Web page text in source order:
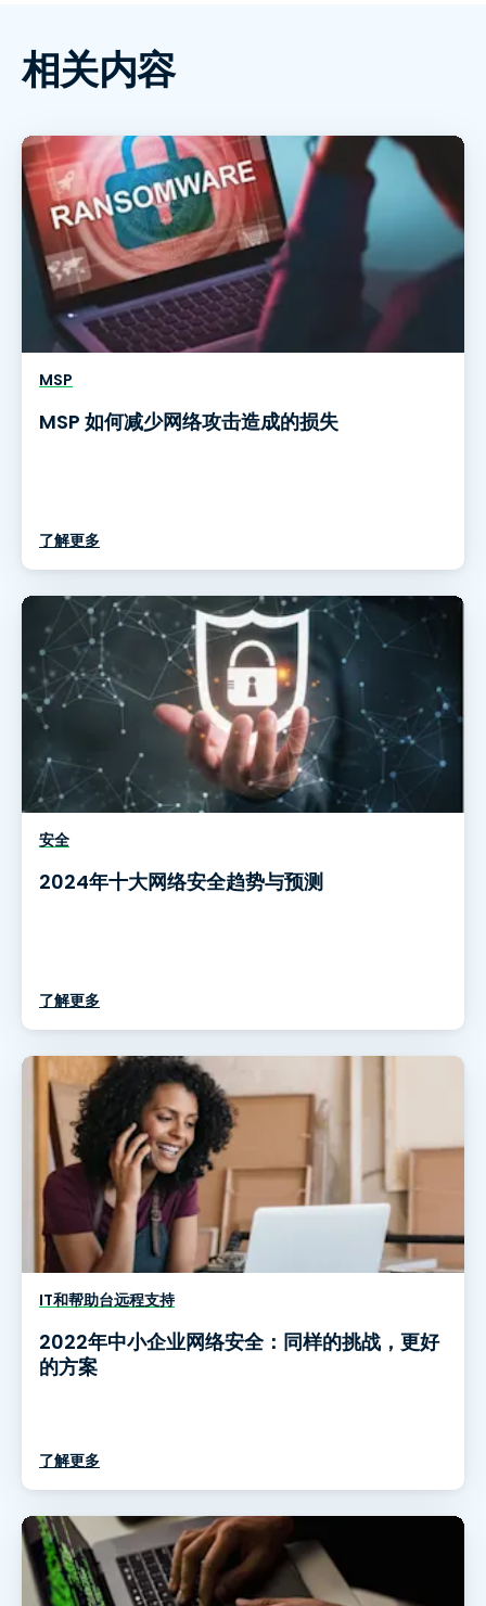
相关内容
MSP
MSP 如何减少网络攻击造成的损失
了解更多
安全
2024年十大网络安全趋势与预测
了解更多
IT和帮助台远程支持
2022年中小企业网络安全：同样的挑战，更好
的方案
了解更多